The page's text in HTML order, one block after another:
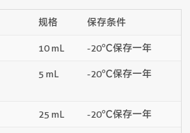
规格 保存条件
10 mL -20℃保存一年
5 mL -20℃保存一年
25 mL -20℃保存一年